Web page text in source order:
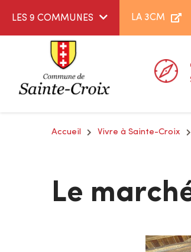
LES 9 COMMUNES LA 3CM
Accueil Vivre à Sainte-Croix
Le